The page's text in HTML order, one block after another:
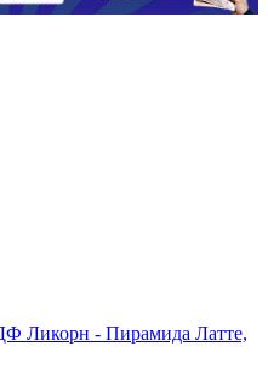
Ликорн - Пирамида Латте,